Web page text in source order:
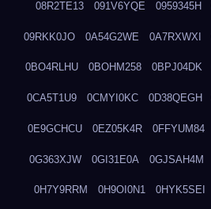
08R2TE13 091V6YQE 0959345H
09RKK0JO 0A54G2WE 0A7RXWXI
0BO4RLHU 0BOHM258 0BPJ04DK
0CA5T1U9 0CMYI0KC 0D38QEGH
0E9GCHCU 0EZ05K4R 0FFYUM84
0G363XJW 0GI31E0A 0GJSAH4M
0H7Y9RRM 0H9OI0N1 0HYK5SEI